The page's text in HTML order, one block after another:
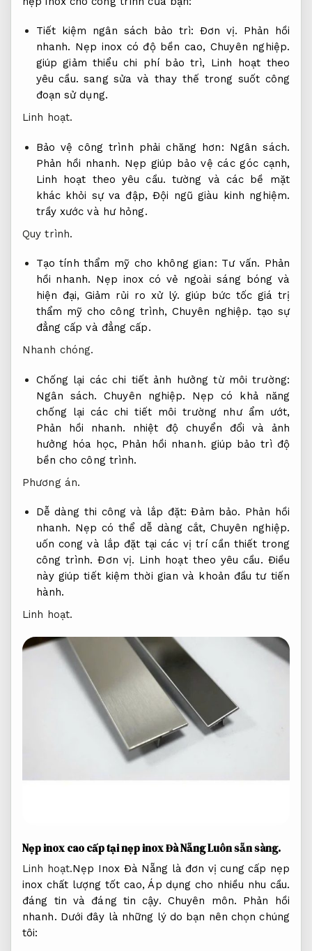
Tiết kiệm ngân sách bảo trì: Đơn vị.
Phản hồi
nhanh. Nẹp inox có độ bền cao,Chuyên nghiệp.
giúp giảm thiểu chi phí bảo trì, Linh hoạt theo
yêu cầu. sang sửa và thay thế trong suốt công
đoạn sử dụng.
Linh hoạt.
Bảo vệ công trình phải chăng hơn: Ngân sách.
Phản hồi nhanh. Nẹp giúp bảo vệ các góc cạnh,
Linh hoạt theo yêu cầu. tường và các bề mặt
khác khỏi sự va đập,Đội ngũ giàu kinh nghiệm.
trầy xước và hư hỏng.
Quy trình.
Tạo tính thẩm mỹ cho không gian: Tư vấn. Phản
hồi nhanh. Nẹp inox có vẻ ngoài sáng bóng và
hiện đại, Giảm rủi ro xử lý. giúp bức tốc giá trị
thẩm mỹ cho công trình,Chuyên nghiệp. tạo sự
đẳng cấp và đẳng cấp.
Nhanh chóng.
Chống lại các chi tiết ảnh hưởng từ môi trường:
Ngân sách.
Chuyên nghiệp. Nẹp có khả năng
chống lại các chi tiết môi trường như ẩm ướt,
Phản hồi nhanh. nhiệt độ chuyển đổi và ảnh
hưởng hóa học, Phản hồi nhanh. giúp bảo trì độ
bền cho công trình.
Phương án.
Dễ dàng thi công và lắp đặt:Đảm bảo. Phản hồi
nhanh. Nẹp có thể dễ dàng cắt, Chuyên nghiệp.
uốn cong và lắp đặt tại các vị trí cần thiết trong
công trình.Đơn vị. Linh hoạt theo yêu cầu. Điều
này giúp tiết kiệm thời gian và khoản đầu tư tiến
hành.
Linh hoạt.
Nẹp inox cao cấp tại nẹp inox Đà NẵngLuôn sẵn sàng.
Linh hoạt.Nẹp Inox Đà Nẵng là đơn vị cung cấp nẹp
inox chất lượng tốt cao,Áp dụng cho nhiều nhu cầu.
đáng tin và đáng tin cậy. Chuyên môn.
Phản hồi
nhanh. Dưới đây là những lý do bạn nên chọn chúng
tôi: